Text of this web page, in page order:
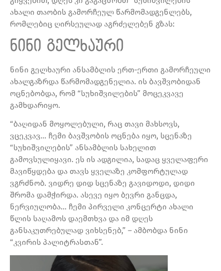
ახალი თაობის გამორჩეულ წარმომადგენლებს,
რომლებიც ღირსეულად აგრძელებენ გზას:
ნინი გელხაური
ნინი გელხაური ანსამბლის ერთ-ერთი გამორჩეული
ახალგაზრდა წარმომადგენელია. ის ბავშვობიდან
ოცნებობდა, რომ “სუხიშვილების” მოცეკვავე
გამხდარიყო.
“ბაღიდან მოყოლებული, რაც თავი მახსოვს,
ვცეკვავ… ჩემი ბავშვობის ოცნება იყო, სცენაზე
“სუხიშვილების” ანსამბლის სახელით
გამოვსულიყავი. ეს ის ადგილია, სადაც ყველაფერი
მავიწყდება და თავს ყველაზე კომფორტულად
ვგრძნობ. ვიდრე დიდ სცენაზე გავიდოდი, დიდი
შრომა დამჭირდა. ასევე იყო ბევრი განცდა,
ნერვიულობა… ჩემი პირველი კონცერტი ახალი
წლის საღამოს დაემთხვა და იმ დღეს
განსაკუთრებულად ვიხსენებ,” – ამბობდა ნინი
“კვირის პალიტრასთან”.